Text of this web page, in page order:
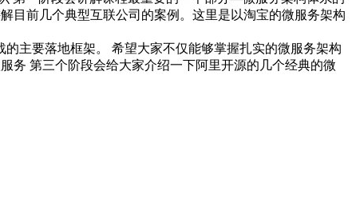
目前几个典型互联公司的案例。这里是以淘宝的微服务架构
的主要落地框架。 希望大家不仅能够掌握扎实的微服务架构
务 第三个阶段会给大家介绍一下阿里开源的几个经典的微